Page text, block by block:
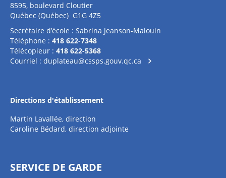
8595, boulevard Cloutier
Québec (Québec) G1G 4Z5
Secrétaire d’école : Sabrina Jeanson-Malouin
Téléphone : 418 622-7348
Télécopieur : 418 622-5368
Courriel : duplateau@cssps.gouv.qc.ca
Directions d'établissement
Martin Lavallée, direction
Caroline Bédard, direction adjointe
SERVICE DE GARDE